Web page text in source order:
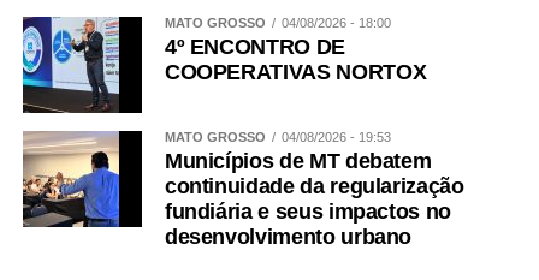
MATO GROSSO 04/08/2026 - 18:00
4º ENCONTRO DE
COOPERATIVAS NORTOX
MATO GROSSO 04/08/2026 - 19:53
Municípios de MT debatem
continuidade da regularização
fundiária e seus impactos no
desenvolvimento urbano